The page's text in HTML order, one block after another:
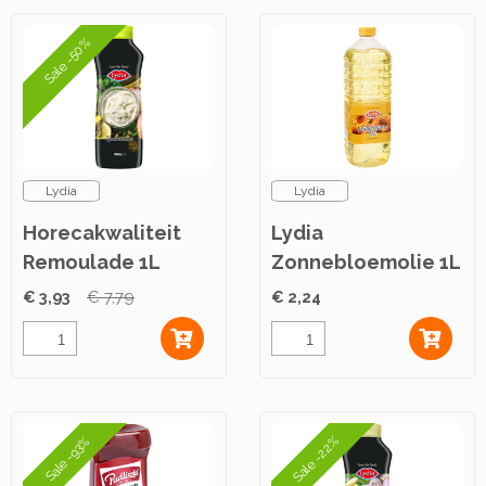
Sale -50%
Lydia
Horecakwaliteit
Remoulade 1L
€ 3,93 € 7,79
Lydia
Lydia
Zonnebloemolie 1L
€ 2,24
Sale -93% Sale -22%